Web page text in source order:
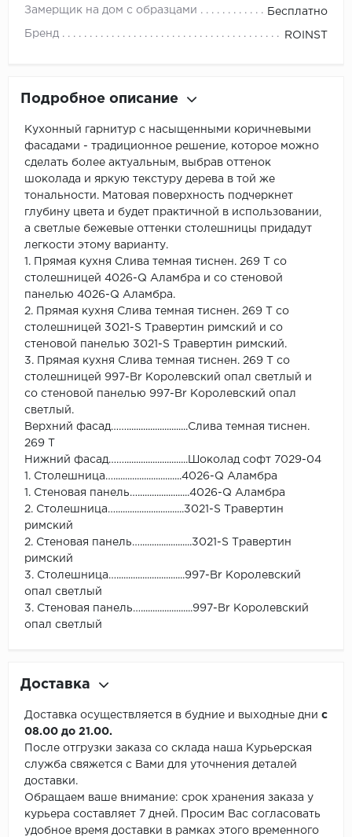
Замерщик на дом с образцами Бесплатно
Бренд ROINST
Подробное описание
Кухонный гарнитур с насыщенными коричневыми
фасадами - традиционное решение, которое можно
сделать более актуальным, выбрав оттенок
шоколада и яркую текстуру дерева в той же
тональности. Матовая поверхность подчеркнет
глубину цвета и будет практичной в использовании,
а светлые бежевые оттенки столешницы придадут
легкости этому варианту.
1. Прямая кухня Слива темная тиснен. 269 Т со
столешницей 4026-Q Аламбра и со стеновой
панелью 4026-Q Аламбра.
2. Прямая кухня Слива темная тиснен. 269 Т со
столешницей 3021-S Травертин римский и со
стеновой панелью 3021-S Травертин римский.
3. Прямая кухня Слива темная тиснен. 269 Т со
столешницей 997-Br Королевский опал cветлый и
со стеновой панелью 997-Br Королевский опал
cветлый.
Верхний фасад……..........................Слива темная тиснен.
269 Т
Нижний фасад……...........................Шоколад софт 7029-04
1. Столешница….............................4026-Q Аламбра
1. Стеновая панель…......................4026-Q Аламбра
2. Столешница….............................3021-S Травертин
римский
2. Стеновая панель…......................3021-S Травертин
римский
3. Столешница….............................997-Br Королевский
опал cветлый
3. Стеновая панель…......................997-Br Королевский
опал cветлый
Доставка
Доставка осуществляется в будние и выходные дни с
08.00 до 21.00.
После отгрузки заказа со склада наша Курьерская
служба свяжется с Вами для уточнения деталей
доставки.
Обращаем ваше внимание: срок хранения заказа у
курьера составляет 7 дней. Просим Вас согласовать
удобное время доставки в рамках этого временного